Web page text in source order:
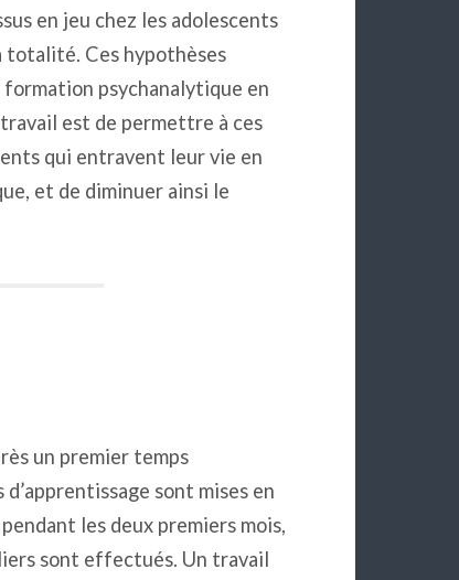
en jeu chez les adolescents
totalité. Ces hypothèses
psychanalytique en
est de permettre à ces
qui entravent leur vie en
et de diminuer ainsi le
un premier temps
sont mises en
les deux premiers mois,
sont effectués. Un travail